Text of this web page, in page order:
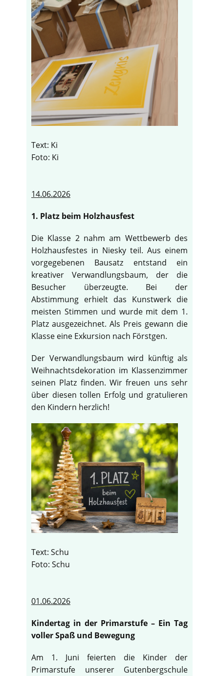
Text: Ki
Foto: Ki
14.06.2026
1. Platz beim Holzhausfest
Die Klasse 2 nahm am Wettbewerb des
Holzhausfestes in Niesky teil. Aus einem
vorgegebenen Bausatz entstand ein
kreativer Verwandlungsbaum, der die
Besucher überzeugte. Bei der
Abstimmung erhielt das Kunstwerk die
meisten Stimmen und wurde mit dem 1.
Platz ausgezeichnet. Als Preis gewann die
Klasse eine Exkursion nach Förstgen.
Der Verwandlungsbaum wird künftig als
Weihnachtsdekoration im Klassenzimmer
seinen Platz finden. Wir freuen uns sehr
über diesen tollen Erfolg und gratulieren
den Kindern herzlich!
Text: Schu
Foto: Schu
01.06.2026
Kindertag in der Primarstufe – Ein Tag
voller Spaß und Bewegung
Am 1. Juni feierten die Kinder der
Primarstufe unserer Gutenbergschule